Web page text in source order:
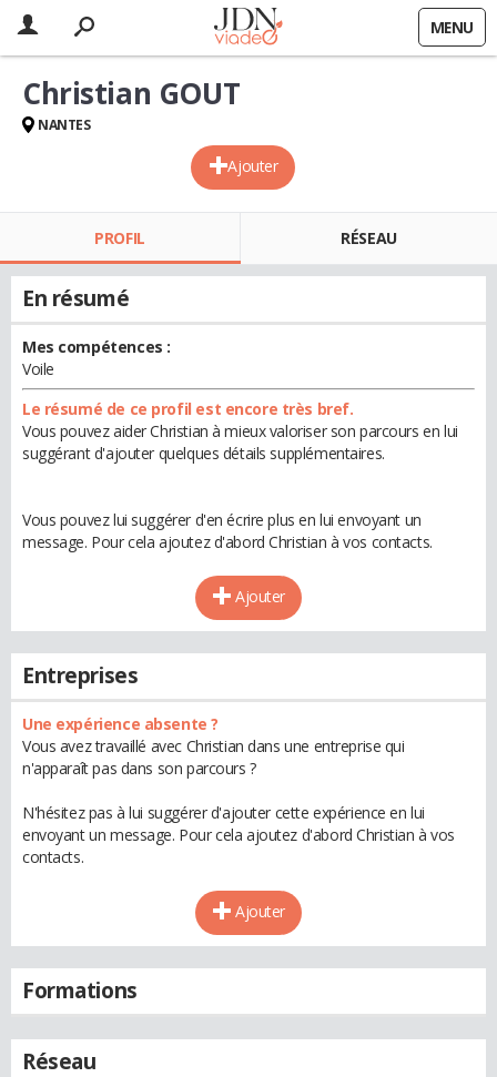
MENU
Ajouter
Christian GOUT
NANTES
PROFIL RÉSEAU
En résumé
Mes compétences :
Voile
Le résumé de ce profil est encore très bref.
Vous pouvez aider Christian à mieux valoriser son parcours en lui
suggérant d'ajouter quelques détails supplémentaires.
Vous pouvez lui suggérer d'en écrire plus en lui envoyant un
message. Pour cela ajoutez d'abord Christian à vos contacts.
Ajouter
Entreprises
Une expérience absente ?
Vous avez travaillé avec Christian dans une entreprise qui
n'apparaît pas dans son parcours ?
N'hésitez pas à lui suggérer d'ajouter cette expérience en lui
envoyant un message. Pour cela ajoutez d'abord Christian à vos
contacts.
Ajouter
Formations
Réseau